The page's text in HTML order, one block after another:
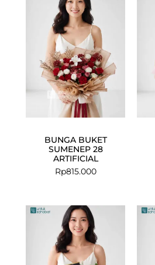
BUNGA BUKET
SUMENEP 28
ARTIFICIAL
Rp815.000